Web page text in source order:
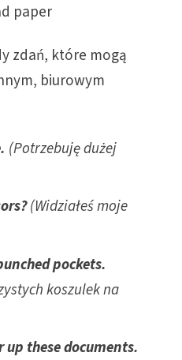
paper
zdań, które mogą
biurowym
(Potrzebuję dużej
(Widziałeś moje
pockets.
koszulek na
up these documents.